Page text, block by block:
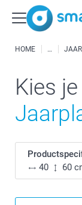
HOME
Kies
40
60